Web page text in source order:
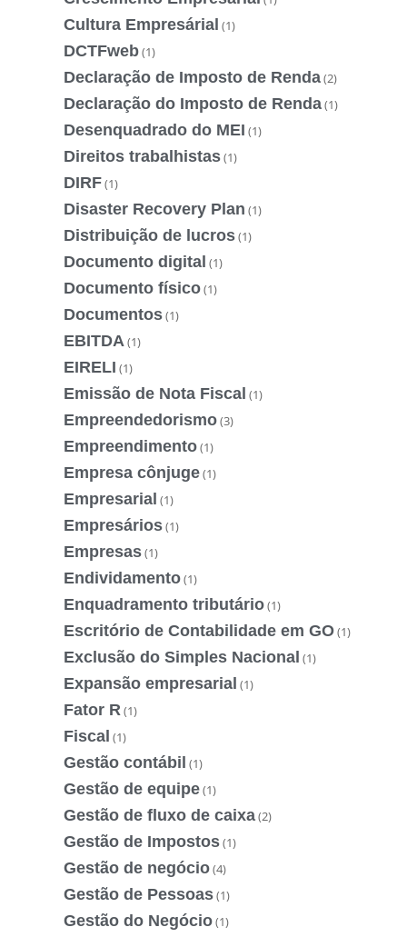
Cultura Empresárial (1)
DCTFweb(1)
Declaração de Imposto de Renda(2)
Declaração do Imposto de Renda(1)
Desenquadrado do MEI (1)
Direitos trabalhistas(1)
DIRF(1)
Disaster Recovery Plan (1)
Distribuição de lucros(1)
Documento digital (1)
Documento físico(1)
Documentos(1)
EBITDA(1)
EIRELI (1)
Emissão de Nota Fiscal (1)
Empreendedorismo(3)
Empreendimento(1)
Empresa cônjuge(1)
Empresarial (1)
Empresários(1)
Empresas(1)
Endividamento(1)
Enquadramento tributário(1)
Escritório de Contabilidade em GO(1)
Exclusão do Simples Nacional (1)
Expansão empresarial (1)
Fator R(1)
Fiscal (1)
Gestão contábil (1)
Gestão de equipe(1)
Gestão de fluxo de caixa(2)
Gestão de Impostos(1)
Gestão de negócio(4)
Gestão de Pessoas(1)
Gestão do Negócio(1)